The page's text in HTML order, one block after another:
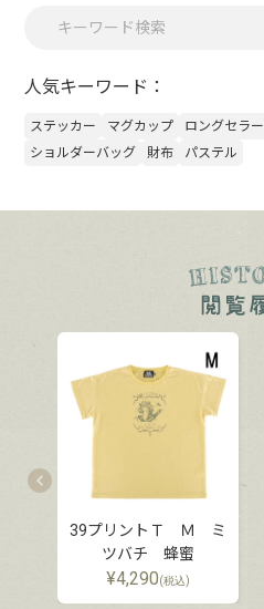
人気キーワード：
ステッカー マグカップ ロングセラー
ショルダーバッグ
財布 パステル
39プリントＴ Ｍ ミ
ツバチ 蜂蜜
¥4,290(税込)